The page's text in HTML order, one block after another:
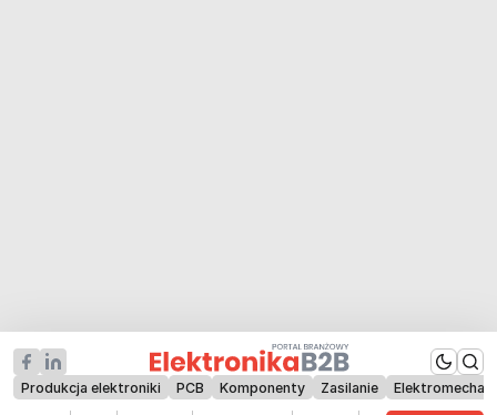
Produkcja elektroniki PCB Komponenty Zasilanie